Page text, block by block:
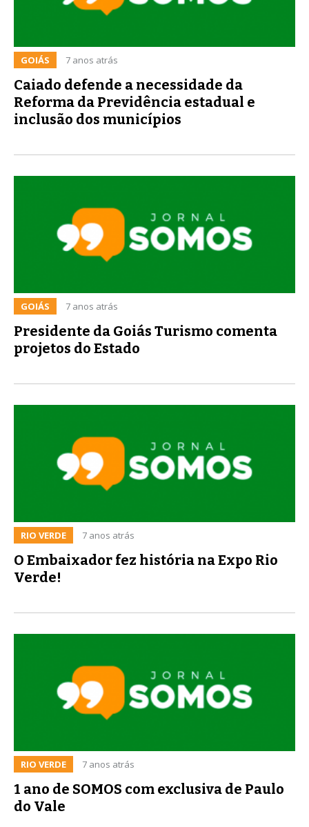
GOIÁS 7 anos atrás
Caiado defende a necessidade da
Reforma da Previdência estadual e
inclusão dos municípios
GOIÁS 7 anos atrás
Presidente da Goiás Turismo comenta
projetos do Estado
RIO VERDE 7 anos atrás
O Embaixador fez história na Expo Rio
Verde!
RIO VERDE 7 anos atrás
1 ano de SOMOS com exclusiva de Paulo
do Vale